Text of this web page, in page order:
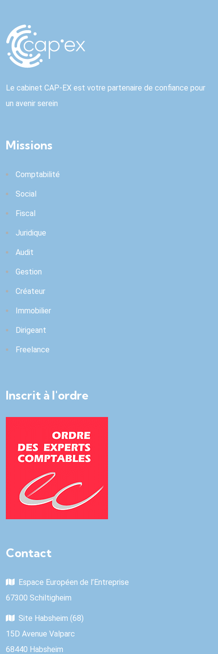
Le cabinet CAP-EX est votre partenaire de confiance pour
un avenir serein
Missions
Comptabilité
Social
Fiscal
Juridique
Audit
Gestion
Créateur
Immobilier
Dirigeant
Freelance
Inscrit à l'ordre
Contact
Espace Européen de l’Entreprise
67300 Schiltigheim
Site Habsheim (68)
15D Avenue Valparc
68440 Habsheim